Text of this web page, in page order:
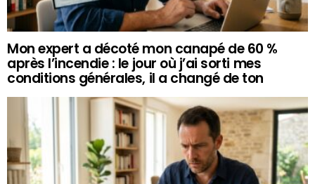
Mon expert a décoté mon canapé de 60 %
après l’incendie : le jour où j’ai sorti mes
conditions générales, il a changé de ton